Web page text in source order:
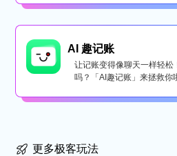
AI 趣记账
让记账变得像聊天一样轻
吗？「AI趣记账」来拯救你
更多极客玩法